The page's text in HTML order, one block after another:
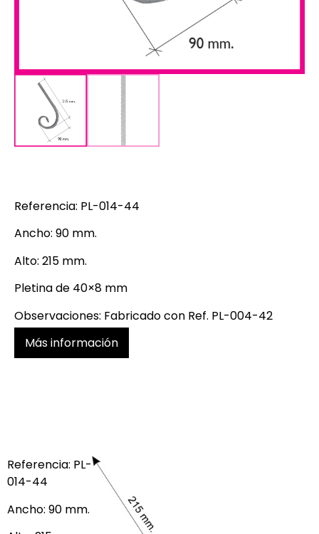
Referencia: PL-014-44
Ancho: 90 mm.
Alto: 215 mm.
Pletina de 40×8 mm
Observaciones: Fabricado con Ref. PL-004-42
Más información
Referencia: PL-
014-44
Ancho: 90 mm.